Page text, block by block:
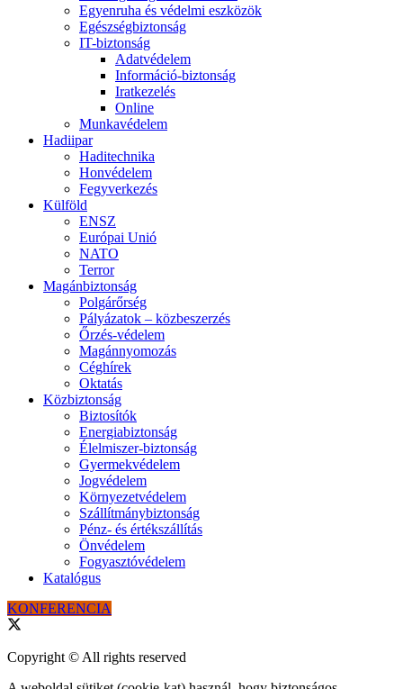
Egyenruha és védelmi eszközök
Egészségbiztonság
IT-biztonság
Adatvédelem
Információ-biztonság
Iratkezelés
Online
Munkavédelem
Hadiipar
Haditechnika
Honvédelem
Fegyverkezés
Külföld
ENSZ
Európai Unió
NATO
Terror
Magánbiztonság
Polgárőrség
Pályázatok – közbeszerzés
Őrzés-védelem
Magánnyomozás
Céghírek
Oktatás
Közbiztonság
Biztosítók
Energiabiztonság
Élelmiszer-biztonság
Gyermekvédelem
Jogvédelem
Környezetvédelem
Szállítmánybiztonság
Pénz- és értékszállítás
Önvédelem
Fogyasztóvédelem
Katalógus
KONFERENCIA
Copyright © All rights reserved